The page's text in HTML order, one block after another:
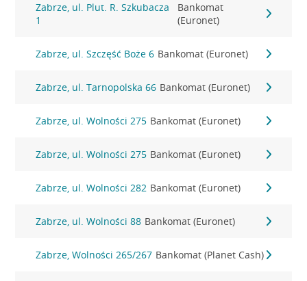
Zabrze, ul. Plut. R. Szkubacza
1
Bankomat
(Euronet)
Zabrze, ul. Szczęść Boże 6 Bankomat (Euronet)
Zabrze, ul. Tarnopolska 66 Bankomat (Euronet)
Zabrze, ul. Wolności 275 Bankomat (Euronet)
Zabrze, ul. Wolności 275 Bankomat (Euronet)
Zabrze, ul. Wolności 282 Bankomat (Euronet)
Zabrze, ul. Wolności 88 Bankomat (Euronet)
Zabrze, Wolności 265/267 Bankomat (Planet Cash)